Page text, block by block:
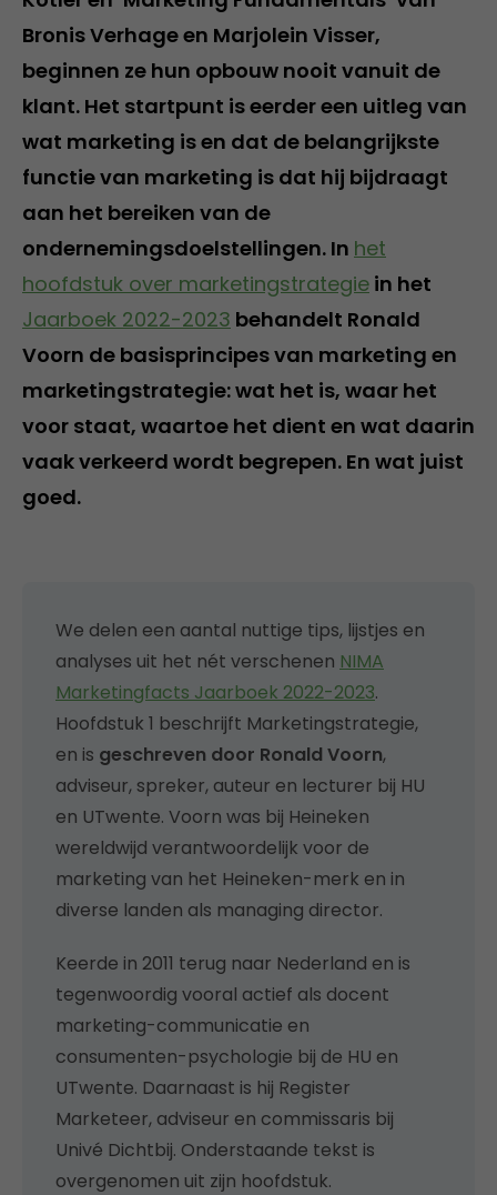
Bronis Verhage en Marjolein Visser,
beginnen ze hun opbouw nooit vanuit de
klant. Het startpunt is eerder een uitleg van
wat marketing is en dat de belangrijkste
functie van marketing is dat hij bijdraagt
aan het bereiken van de
ondernemingsdoelstellingen. In het
hoofdstuk over marketingstrategie in het
Jaarboek 2022-2023 behandelt Ronald
Voorn de basisprincipes van marketing en
marketingstrategie: wat het is, waar het
voor staat, waartoe het dient en wat daarin
vaak verkeerd wordt begrepen. En wat juist
goed.
We delen een aantal nuttige tips, lijstjes en
analyses uit het nét verschenen NIMA
Marketingfacts Jaarboek 2022-2023.
Hoofdstuk 1 beschrijft Marketingstrategie,
en is geschreven door Ronald Voorn,
adviseur, spreker, auteur en lecturer bij HU
en UTwente. Voorn was bij Heineken
wereldwijd verantwoordelijk voor de
marketing van het Heineken-merk en in
diverse landen als managing director.
Keerde in 2011 terug naar Nederland en is
tegenwoordig vooral actief als docent
marketing-communicatie en
consumenten-psychologie bij de HU en
UTwente. Daarnaast is hij Register
Marketeer, adviseur en commissaris bij
Univé Dichtbij. Onderstaande tekst is
overgenomen uit zijn hoofdstuk.